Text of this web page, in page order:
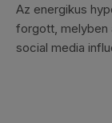
Az energikus
forgott, melyben
social media